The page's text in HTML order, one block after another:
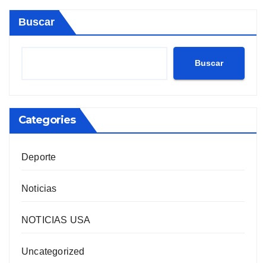
Buscar
Buscar
Categories
Deporte
Noticias
NOTICIAS USA
Uncategorized